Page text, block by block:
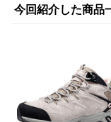
今回紹介した商品